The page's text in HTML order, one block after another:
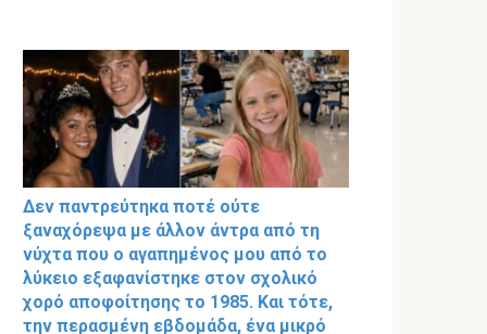
Δεν παντρεύτηκα ποτέ ούτε
ξαναχόρεψα με άλλον άντρα από τη
νύχτα που ο αγαπημένος μου από το
λύκειο εξαφανίστηκε στον σχολικό
χορό αποφοίτησης το 1985. Και τότε,
την περασμένη εβδομάδα, ένα μικρό